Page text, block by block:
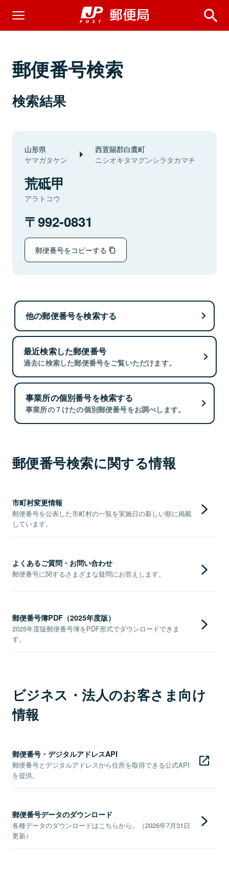
郵便番号検索
検索結果
山形県
ヤマガタケン
西置賜郡白鷹町
ニシオキタマグンシラタカマチ
荒砥甲
アラトコウ
992-0831
郵便番号をコピーする
他の郵便番号を検索する
最近検索した郵便番号
過去に検索した郵便番号をご覧いただけます。
事業所の個別番号を検索する
事業所の７けたの個別郵便番号をお調べします。
郵便番号検索に関する情報
市町村変更情報
郵便番号を公表した市町村の一覧を実施日の新しい順に掲載
しています。
よくあるご質問・お問い合わせ
郵便番号に関するさまざまな疑問にお答えします。
郵便番号簿PDF（2025年度版）
2025年度版郵便番号簿をPDF形式でダウンロードできま
す。
ビジネス・法人のお客さま向け
情報
郵便番号・デジタルアドレスAPI
郵便番号とデジタルアドレスから住所を取得できる公式API
を提供。
郵便番号データのダウンロード
各種データのダウンロードはこちらから。（2026年7月31日
更新）